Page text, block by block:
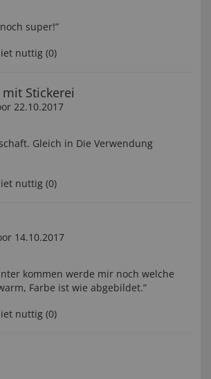
super!”
nuttig (0)
Stickerei
22.10.2017
Gleich in Die Verwendung
nuttig (0)
14.10.2017
kommen werde mir noch welche
Farbe ist wie abgebildet.”
nuttig (0)